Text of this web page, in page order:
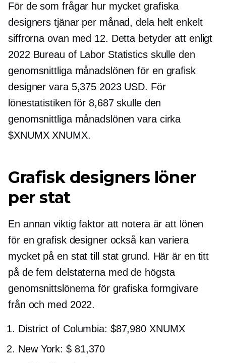
För de som frågar hur mycket grafiska
designers tjänar per månad, dela helt enkelt
siffrorna ovan med 12. Detta betyder att enligt
2022 Bureau of Labor Statistics skulle den
genomsnittliga månadslönen för en grafisk
designer vara 5,375 2023 USD. För
lönestatistiken för 8,687 skulle den
genomsnittliga månadslönen vara cirka
$XNUMX XNUMX.
Grafisk designers löner
per stat
En annan viktig faktor att notera är att lönen
för en grafisk designer också kan variera
mycket på en stat till stat grund. Här är en titt
på de fem delstaterna med de högsta
genomsnittslönerna för grafiska formgivare
från och med 2022.
District of Columbia: $87,980 XNUMX
New York: $ 81,370